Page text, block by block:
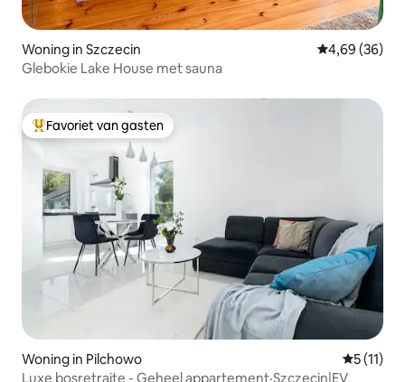
Woning in Szczecin Gemiddelde
4,69 (36)
Glebokie Lake House met sauna
Topfavoriet van gasten
Favoriet van gasten
Woning in Pilchowo
5 (11)
Luxe bosretraite - Geheel appartement·Szczecin|EV